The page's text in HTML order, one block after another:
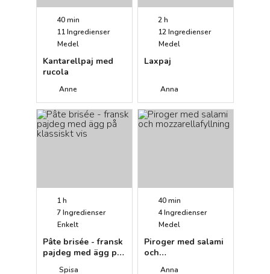
40 min
11Ingredienser
Medel
Kantarellpaj med
rucola
Anne
2 h
12Ingredienser
Medel
Laxpaj
Anna
1 h
7Ingredienser
Enkelt
Pâte brisée - fransk
pajdeg med ägg på
Spisa
40 min
4Ingredienser
Medel
Piroger med salami
och
Anna